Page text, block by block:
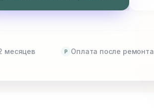
месяцев P Оплата после ремонта